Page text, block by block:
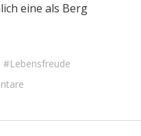
eine als Berg
Lebensfreude